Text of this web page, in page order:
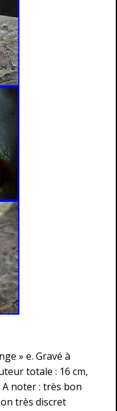
» e. Gravé à
totale : 16 cm,
A noter : très bon
très discret